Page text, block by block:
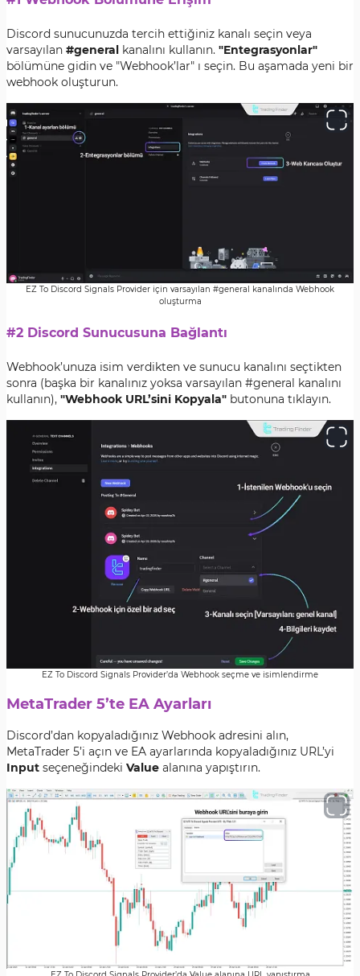
Discord sunucunuzda tercih ettiğiniz kanalı seçin veya
varsayılan #general kanalını kullanın. "Entegrasyonlar"
bölümüne gidin ve "Webhook’lar" ı seçin. Bu aşamada yeni bir
webhook oluşturun.
EZ To Discord Signals Provider için varsayılan #general kanalında Webhook
oluşturma
#2 Discord Sunucusuna Bağlantı
Webhook’unuza isim verdikten ve sunucu kanalını seçtikten
sonra (başka bir kanalınız yoksa varsayılan #general kanalını
kullanın), "Webhook URL’sini Kopyala" butonuna tıklayın.
EZ To Discord Signals Provider’da Webhook seçme ve isimlendirme
MetaTrader 5’te EA Ayarları
Discord’dan kopyaladığınız Webhook adresini alın,
MetaTrader 5’i açın ve EA ayarlarında kopyaladığınız URL’yi
Input seçeneğindeki Value alanına yapıştırın.